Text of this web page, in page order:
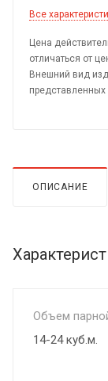
Все
Цена
отличаться от
Внешний вид
представленных
ОПИСАНИЕ
Объем
14-24 куб.м.